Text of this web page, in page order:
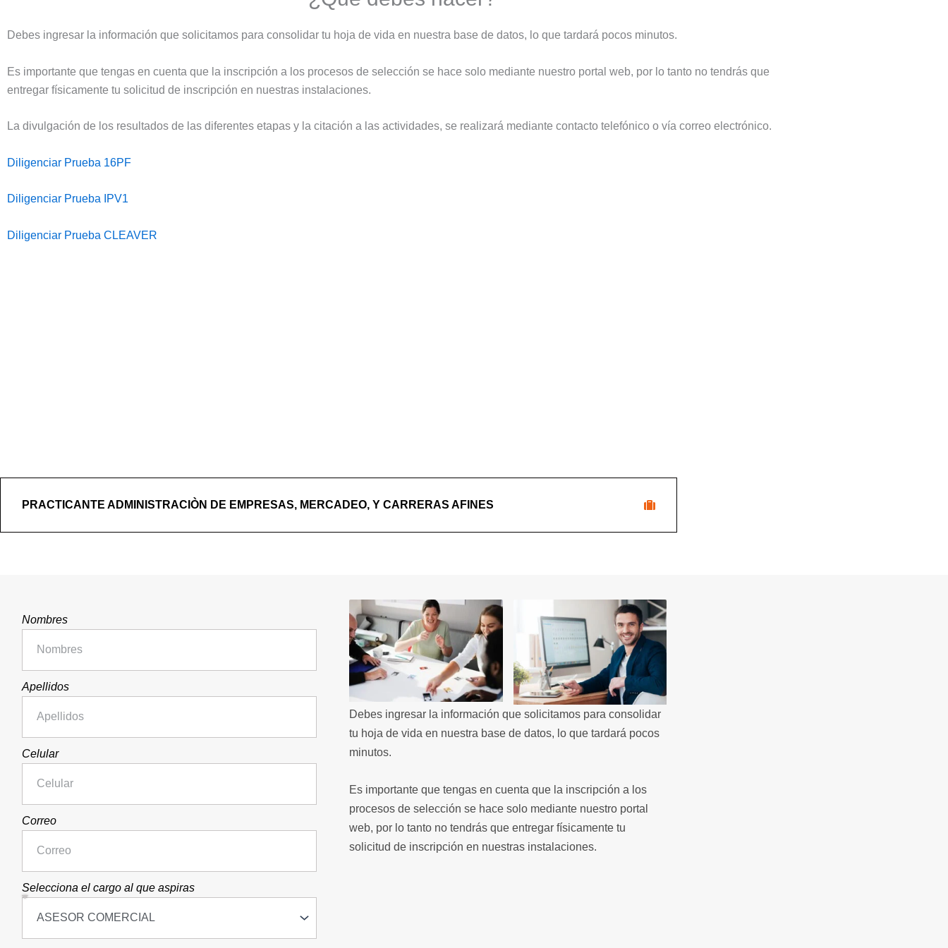
Debes ingresar la información que solicitamos para consolidar tu hoja de vida en nuestra base de datos, lo que tardará pocos minutos.
Es importante que tengas en cuenta que la inscripción a los procesos de selección se hace solo mediante nuestro portal web, por lo tanto no tendrás que
entregar físicamente tu solicitud de inscripción en nuestras instalaciones.
La divulgación de los resultados de las diferentes etapas y la citación a las actividades, se realizará mediante contacto telefónico o vía correo electrónico.
Diligenciar Prueba 16PF
Diligenciar Prueba IPV1
Diligenciar Prueba CLEAVER
PRACTICANTE ADMINISTRACIÒN DE EMPRESAS, MERCADEO, Y CARRERAS AFINES
Nombres
Apellidos
Celular
Correo
Selecciona el cargo al que aspiras
Debes ingresar la información que solicitamos para consolidar
tu hoja de vida en nuestra base de datos, lo que tardará pocos
minutos.
Es importante que tengas en cuenta que la inscripción a los
procesos de selección se hace solo mediante nuestro portal
web, por lo tanto no tendrás que entregar físicamente tu
solicitud de inscripción en nuestras instalaciones.